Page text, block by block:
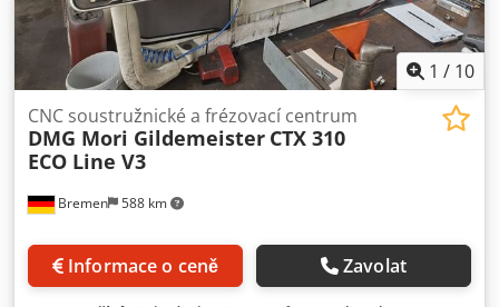
1 / 10
Bremen 588 km
CNC soustružnické a frézovací centrum
DMG Mori Gildemeister CTX 310
ECO Line V3
Informace o ceně Zavolat